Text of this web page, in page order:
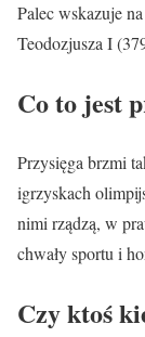
Palec wskazuje
Teodozjusza I
Co to jest
Przysięga brzmi
igrzyskach
nimi rządzą, w
chwały sportu i
Czy ktoś